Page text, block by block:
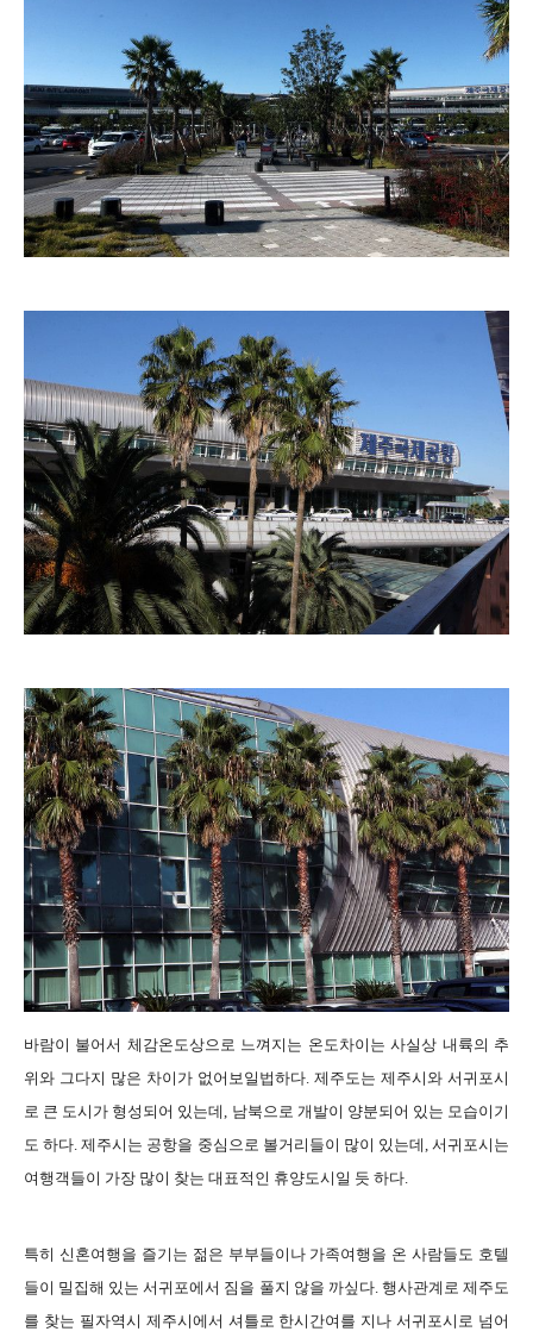
바람이 불어서 체감온도상으로 느껴지는 온도차이는 사실상 내륙의 추
위와 그다지 많은 차이가 없어보일법하다. 제주도는 제주시와 서귀포시
로 큰 도시가 형성되어 있는데, 남북으로 개발이 양분되어 있는 모습이기
도 하다. 제주시는 공항을 중심으로 볼거리들이 많이 있는데, 서귀포시는
여행객들이 가장 많이 찾는 대표적인 휴양도시일 듯 하다.
특히 신혼여행을 즐기는 젊은 부부들이나 가족여행을 온 사람들도 호텔
들이 밀집해 있는 서귀포에서 짐을 풀지 않을 까싶다. 행사관계로 제주도
를 찾는 필자역시 제주시에서 셔틀로 한시간여를 지나 서귀포시로 넘어